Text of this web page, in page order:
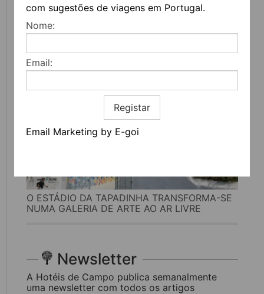
com sugestões de viagens em Portugal.
Nome:
Email:
Registar
Email Marketing by E-goi
UVVA REGRESSA A AMARANTE PARA
CELEBRAR O VINHO, A GASTRONOMIA E A
CULTURA
O ESTÁDIO DA TAPADINHA TRANSFORMA-SE
NUMA GALERIA DE ARTE AO AR LIVRE
Newsletter
A Hotéis de Campo publica semanalmente
uma newsletter com todos os artigos